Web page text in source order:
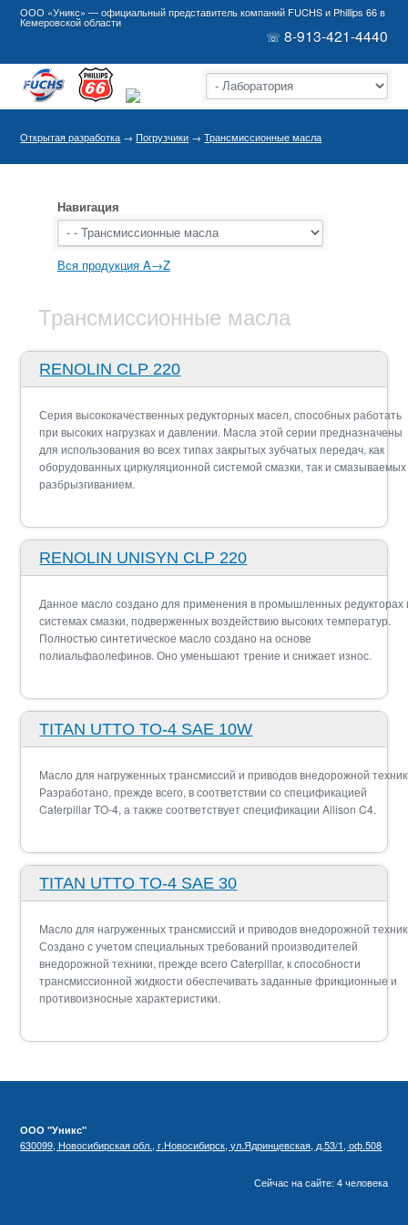
ООО «Уникс» — официальный представитель компаний FUCHS и Phillips 66 в
Кемеровской области
☏ 8-913-421-4440
Открытая разработка →Погрузчики →Трансмиссионные масла
Навигация
Вся продукция A→Z
Трансмиссионные масла
RENOLIN CLP 220
Серия высококачественных редукторных масел, способных работать
при высоких нагрузках и давлении. Масла этой серии предназначены
для использования во всех типах закрытых зубчатых передач, как
оборудованных циркуляционной системой смазки, так и смазываемых
разбрызгиванием.
RENOLIN UNISYN CLP 220
Данное масло создано для применения в промышленных редукторах
системах смазки, подверженных воздействию высоких температур.
Полностью синтетическое масло создано на основе
полиальфаолефинов. Оно уменьшают трение и снижает износ.
TITAN UTTO TO-4 SAE 10W
Масло для нагруженных трансмиссий и приводов внедорожной
Разработано, прежде всего, в соответствии со спецификацией
Caterpillar TO-4, а также соответствует спецификации Allison C4.
TITAN UTTO TO-4 SAE 30
Масло для нагруженных трансмиссий и приводов внедорожной
Создано с учетом специальных требований производителей
внедорожной техники, прежде всего Caterpillar, к способности
трансмиссион­ной жидкости обеспечивать заданные фрикционные и
противоизносные характеристики.
ООО "Уникс"
630099, Новосибирская обл., г.Новосибирск, ул.Ядринцевская, д.53/1, оф.508
Сейчас на сайте: 4 человека